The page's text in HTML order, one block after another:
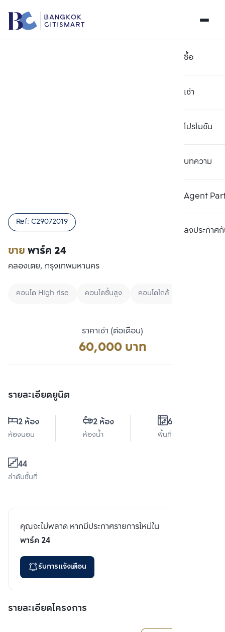
ซื้อ
เช่า
โปรโมชัน
บทความ
Agent
ลงประกาศกั
ขายพาร์ค 24
Ref: C29072019
คลองเตย, กรุงเทพมหานคร
คอนโด High rise คอนโดชั้นสูง คอนโดใกล้ BTS
ราคาเช่า (ต่อเดือน)
60,000 บาท
รายละเอียดยูนิต
2 ห้อง
ห้องนอน
2 ห้อง
ห้องน้ำ
60 ตร.ม.
พื้นที่ใช้สอย
44
ลำดับชั้นที่
คุณจะไม่พลาด หากมีประกาศรายการใหม่ใน
พาร์ค 24
รับการแจ้งเตือน
รายละเอียดโครงการ
เปรียบเทียบ